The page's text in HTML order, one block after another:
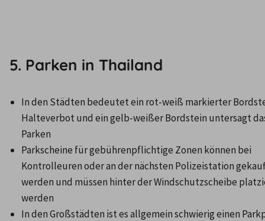
5. Parken in Thailand
In den Städten bedeutet ein rot-weiß markierter
Halteverbot und ein gelb-weißer Bordstein untersagt
Parken
Parkscheine für gebührenpflichtige Zonen können bei
Kontrolleuren oder an der nächsten Polizeistation
werden und müssen hinter der Windschutzscheibe
werden
In den Großstädten ist es allgemein schwierig einen